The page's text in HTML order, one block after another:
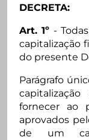
DECRETA:
Art. 1º -
capitalização
do presente
Parágrafo
fornecer ao
aprovados
de um